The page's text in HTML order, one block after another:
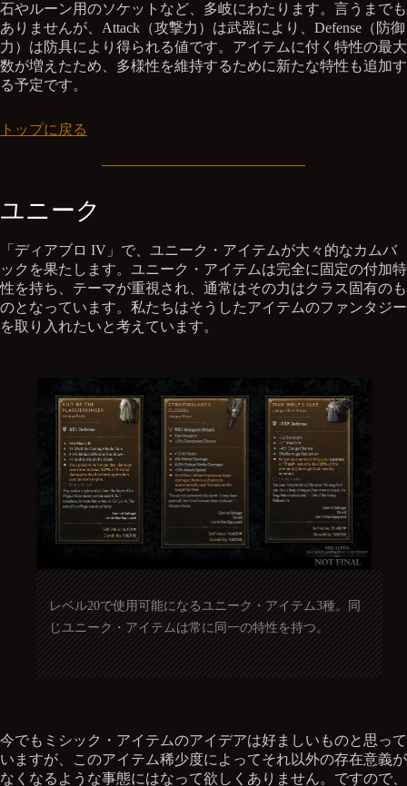
石やルーン用のソケットなど、多岐にわたります。言うまでも
ありませんが、Attack（攻撃力）は武器により、Defense（防御
力）は防具により得られる値です。アイテムに付く特性の最大
数が増えたため、多様性を維持するために新たな特性も追加す
る予定です。
トップに戻る
ユニーク
「ディアブロ IV」で、ユニーク・アイテムが大々的なカムバ
ックを果たします。ユニーク・アイテムは完全に固定の付加特
性を持ち、テーマが重視され、通常はその力はクラス固有のも
のとなっています。私たちはそうしたアイテムのファンタジー
を取り入れたいと考えています。
レベル20で使用可能になるユニーク・アイテム3種。同
じユニーク・アイテムは常に同一の特性を持つ。
今でもミシック・アイテムのアイデアは好ましいものと思って
いますが、このアイテム稀少度によってそれ以外の存在意義が
なくなるような事態にはなって欲しくありません。ですので、